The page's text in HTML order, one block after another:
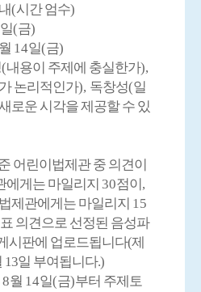
(시간 엄수)
일(금)
월 14일(금)
(내용이 주제에 충실한가),
논리적인가), 독창성(일
로운 시각을 제공할 수 있
어린이법제관 중 의견이
게는 마일리지 30점이 ,
제관에게는 마일리지 15
의견으로 선정된 음성파
시판에 업로드됩니다(제
13일 부여됩니다.)
8월 14일(금)부터 주제토